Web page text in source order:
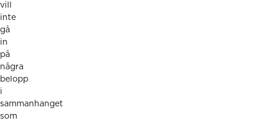
vill
inte
gå
in
på
några
belopp
i
sammanhanget
som